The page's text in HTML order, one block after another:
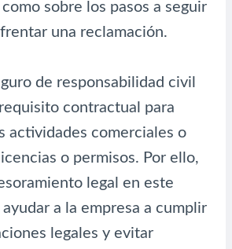
sobre los pasos a seguir
una reclamación.
de responsabilidad civil
contractual para
actividades comerciales o
o permisos. Por ello,
legal en este
a la empresa a cumplir
legales y evitar